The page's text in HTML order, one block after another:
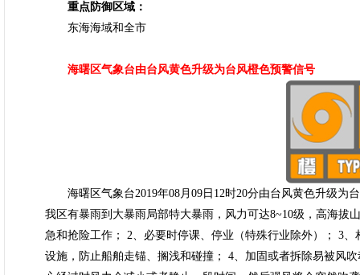
重点防御区域：
东海海域和全市
海曙区气象台由台风黄色升级为台风橙色预警信号
海曙区气象台2019年08月09日12时20分由台风黄色升级为
我区有暴雨到大暴雨局部特大暴雨，风力可达8~10级，高海拔
急和抢险工作； 2、必要时停课、停业（特殊行业除外）； 3
设施，防止船舶走锚、搁浅和碰撞； 4、加固或者拆除易被风